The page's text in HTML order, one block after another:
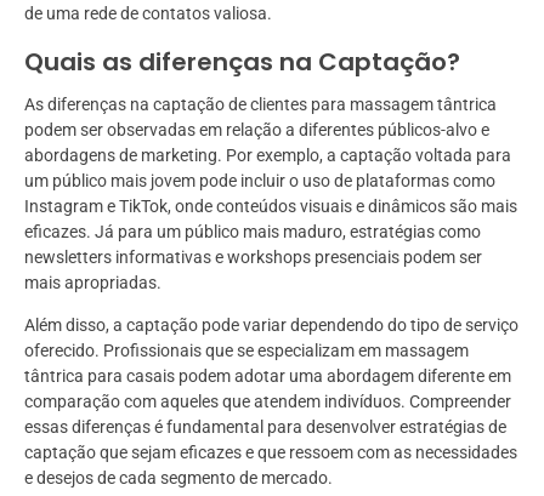
de uma rede de contatos valiosa.
Quais as diferenças na Captação?
As diferenças na captação de clientes para massagem tântrica
podem ser observadas em relação a diferentes públicos-alvo e
abordagens de marketing. Por exemplo, a captação voltada para
um público mais jovem pode incluir o uso de plataformas como
Instagram e TikTok, onde conteúdos visuais e dinâmicos são mais
eficazes. Já para um público mais maduro, estratégias como
newsletters informativas e workshops presenciais podem ser
mais apropriadas.
Além disso, a captação pode variar dependendo do tipo de serviço
oferecido. Profissionais que se especializam em massagem
tântrica para casais podem adotar uma abordagem diferente em
comparação com aqueles que atendem indivíduos. Compreender
essas diferenças é fundamental para desenvolver estratégias de
captação que sejam eficazes e que ressoem com as necessidades
e desejos de cada segmento de mercado.